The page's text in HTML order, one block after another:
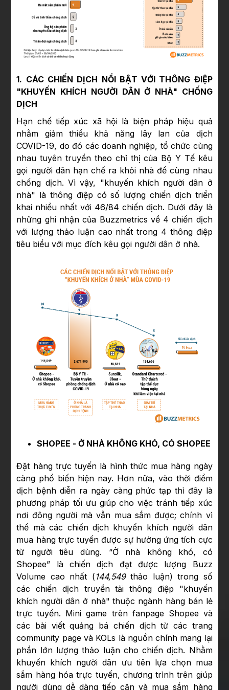
1. CÁC CHIẾN DỊCH NỔI BẬT VỚI THÔNG ĐIỆP
"KHUYẾN KHÍCH NGƯỜI DÂN Ở NHÀ" CHỐNG
DỊCH
Hạn chế tiếp xúc xã hội là biện pháp hiệu quả
nhằm giảm thiểu khả năng lây lan của dịch
COVID-19, do đó các doanh nghiệp, tổ chức cùng
nhau tuyên truyền theo chỉ thị của Bộ Y Tế kêu
gọi người dân hạn chế ra khỏi nhà để cùng nhau
chống dịch. Vì vậy, "khuyến khích người dân ở
nhà" là thông điệp có số lượng chiến dịch triển
khai nhiều nhất với 46/84 chiến dịch. Dưới đây là
những ghi nhận của Buzzmetrics về 4 chiến dịch
với lượng thảo luận cao nhất trong 4 thông điệp
tiêu biểu với mục đích kêu gọi người dân ở nhà.
SHOPEE - Ở NHÀ KHÔNG KHÓ, CÓ SHOPEE
Đặt hàng trực tuyến là hình thức mua hàng ngày
càng phổ biến hiện nay. Hơn nữa, vào thời điểm
dịch bệnh diễn ra ngày càng phức tạp thì đây là
phương pháp tối ưu giúp cho việc tránh tiếp xúc
nơi đông người mà vẫn mua sắm được; chính vì
thế mà các chiến dịch khuyến khích người dân
mua hàng trực tuyến được sự hưởng ứng tích cực
từ người tiêu dùng. “Ở nhà không khó, có
Shopee” là chiến dịch đạt được lượng Buzz
Volume cao nhất ( 144,549thảo luận) trong số
các chiến dịch truyền tải thông điệp "khuyến
khích người dân ở nhà" thuộc ngành hàng bán lẻ
trực tuyến. Mini game trên fanpage Shopee và
các bài viết quảng bá chiến dịch từ các trang
community page và KOLs là nguồn chính mang lại
phần lớn lượng thảo luận cho chiến dịch. Nhằm
khuyến khích người dân ưu tiên lựa chọn mua
sắm hàng hóa trực tuyến, chương trình trên giúp
người dùng dễ dàng tiếp cận và mua sắm hàng